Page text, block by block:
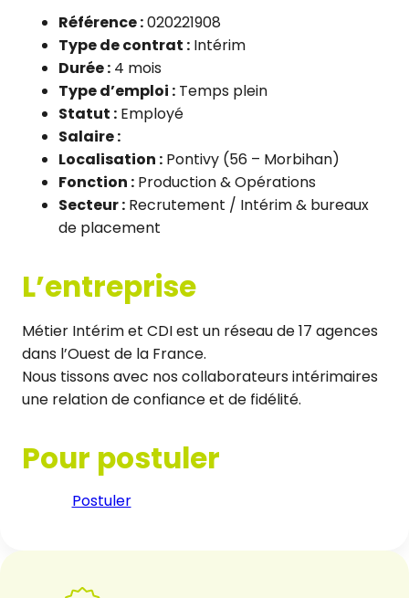
Référence :020221908
Type de contrat : Intérim
Durée : 4 mois
Type d’emploi : Temps plein
Statut : Employé
Salaire :
Localisation : Pontivy (56 – Morbihan)
Fonction : Production & Opérations
Secteur : Recrutement / Intérim & bureaux
de placement
L’entreprise
Métier Intérim et CDI est un réseau de 17 agences
dans l’Ouest de la France.
Nous tissons avec nos collaborateurs intérimaires
une relation de confiance et de fidélité.
Pour postuler
Postuler